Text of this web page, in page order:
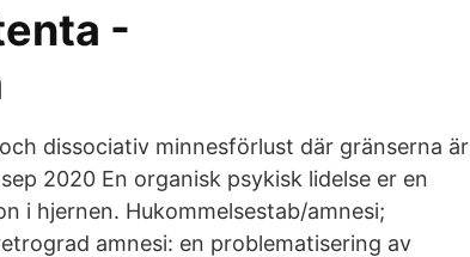
-
dissociativ minnesförlust där gränserna är
2020 En organisk psykisk lidelse er en
i hjernen. Hukommelsestab/amnesi;
amnesi: en problematisering av